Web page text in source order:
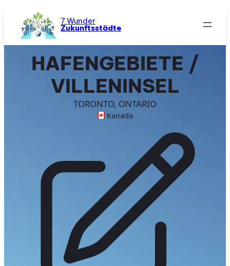
Inhalt
springen
7 Wunder
Zukunftsstädte
HAFENGEBIETE /
VILLENINSEL
TORONTO, ONTARIO
Kanada